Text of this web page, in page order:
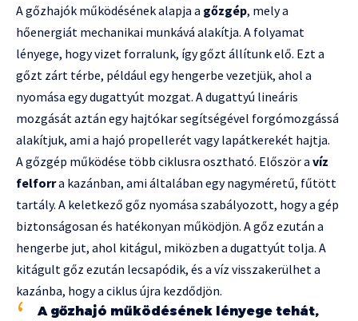
A gőzhajók működésének alapja a gőzgép, mely a
hőenergiát mechanikai munkává alakítja. A folyamat
lényege, hogy vizet forralunk, így gőzt állítunk elő. Ezt a
gőzt zárt térbe, például egy hengerbe vezetjük, ahol a
nyomása egy dugattyút mozgat. A dugattyú lineáris
mozgását aztán egy hajtókar segítségével forgómozgássá
alakítjuk, ami a hajó propellerét vagy lapátkerekét hajtja.
A gőzgép működése több ciklusra osztható. Először a víz
felforra kazánban, ami általában egy nagyméretű, fűtött
tartály. A keletkező gőz nyomása szabályozott, hogy a gép
biztonságosan és hatékonyan működjön. A gőz ezután a
hengerbe jut, ahol kitágul, miközben a dugattyút tolja. A
kitágult gőz ezután lecsapódik, és a víz visszakerülhet a
kazánba, hogy a ciklus újra kezdődjön.
A gőzhajó működésének lényege tehát,